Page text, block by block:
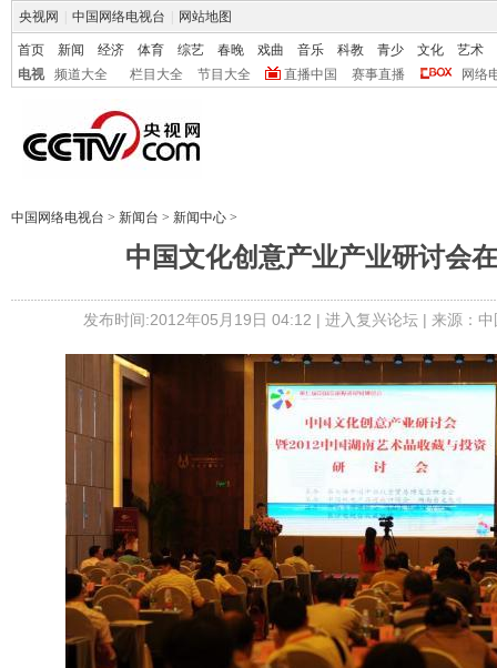
央视网 中国网络电视台 网站地图
首页 新闻 经济 体育 综艺 春晚 戏曲 音乐 科教 青少 文化
艺术
电视
频道大全 栏目大全 节目大全 直播中国 赛事直播 网络
中国网络电视台 > 新闻台 > 新闻中心 >
中国文化创意产业产业研讨会
发布时间:2012年05月19日 04:12 | 进入复兴论坛| 来源：